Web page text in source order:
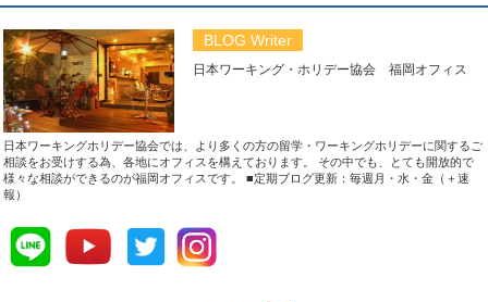
BLOG Writer
日本ワーキング・ホリデー協会 福岡オフィス
日本ワーキングホリデー協会では、より多くの方の留学・ワーキングホリデーに関するご
相談をお受けする為、各地にオフィスを構えております。 その中でも、とても開放的で
様々な相談ができるのが福岡オフィスです。 ■定期ブログ更新：毎週月・水・金（＋速
報）